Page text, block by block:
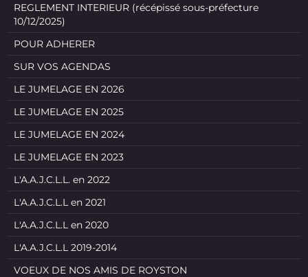
REGLEMENT INTERIEUR (récépissé sous-préfecture
10/12/2025)
POUR ADHERER
SUR VOS AGENDAS
LE JUMELAGE EN 2026
LE JUMELAGE EN 2025
LE JUMELAGE EN 2024
LE JUMELAGE EN 2023
L'A.A.J.C.L.L. en 2022
L'A.A.J.C.L.L en 2021
L'A.A.J.C.L.L en 2020
L'A.A.J.C.L.L 2019-2014
VOEUX DE NOS AMIS DE ROYSTON